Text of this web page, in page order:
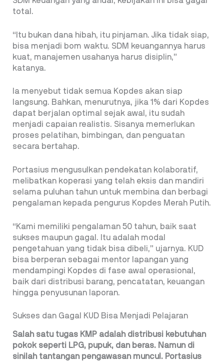
total.
“Itu bukan dana hibah, itu pinjaman. Jika tidak siap,
bisa menjadi bom waktu. SDM keuangannya harus
kuat, manajemen usahanya harus disiplin,”
katanya.
Ia menyebut tidak semua Kopdes akan siap
langsung. Bahkan, menurutnya, jika 1% dari Kopdes
dapat berjalan optimal sejak awal, itu sudah
menjadi capaian realistis. Sisanya memerlukan
proses pelatihan, bimbingan, dan penguatan
secara bertahap.
Portasius mengusulkan pendekatan kolaboratif,
melibatkan koperasi yang telah eksis dan mandiri
selama puluhan tahun untuk membina dan berbagi
pengalaman kepada pengurus Kopdes Merah Putih.
“Kami memiliki pengalaman 50 tahun, baik saat
sukses maupun gagal. Itu adalah modal
pengetahuan yang tidak bisa dibeli,” ujarnya. KUD
bisa berperan sebagai mentor lapangan yang
mendampingi Kopdes di fase awal operasional,
baik dari distribusi barang, pencatatan, keuangan
hingga penyusunan laporan.
Sukses dan Gagal KUD Bisa Menjadi Pelajaran
Salah satu tugas KMP adalah distribusi kebutuhan
pokok seperti LPG, pupuk, dan beras. Namun di
sinilah tantangan pengawasan muncul. Portasius